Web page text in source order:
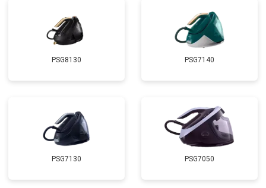
PSG8130 PSG7140
PSG7130 PSG7050